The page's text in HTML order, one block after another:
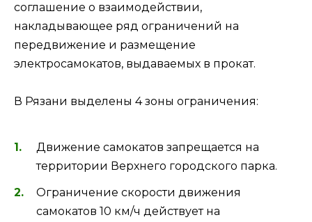
соглашение о взаимодействии,
накладывающее ряд ограничений на
передвижение и размещение
электросамокатов, выдаваемых в прокат.
В Рязани выделены 4 зоны ограничения:
Движение самокатов запрещается на
территории Верхнего городского парка.
Ограничение скорости движения
самокатов 10 км/ч действует на